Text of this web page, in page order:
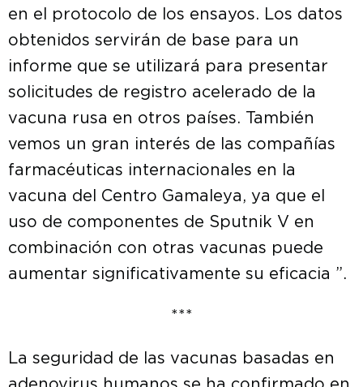
en el protocolo de los ensayos. Los datos
obtenidos servirán de base para un
informe que se utilizará para presentar
solicitudes de registro acelerado de la
vacuna rusa en otros países. También
vemos un gran interés de las compañías
farmacéuticas internacionales en la
vacuna del Centro Gamaleya, ya que el
uso de componentes de Sputnik V en
combinación con otras vacunas puede
aumentar significativamente su eficacia ”.
***
La seguridad de las vacunas basadas en